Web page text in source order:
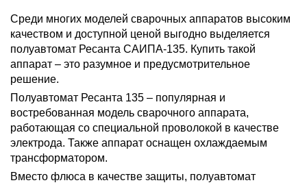
Среди многих моделей сварочных аппаратов высоким
качеством и доступной ценой выгодно выделяется
полуавтомат Ресанта САИПА-135. Купить такой
аппарат – это разумное и предусмотрительное
решение.
Полуавтомат Ресанта 135 – популярная и
востребованная модель сварочного аппарата,
работающая со специальной проволокой в качестве
электрода. Также аппарат оснащен охлаждаемым
трансформатором.
Вместо флюса в качестве защиты, полуавтомат